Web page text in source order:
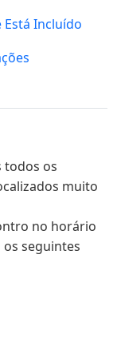
Está Incluído
todos os
muito
no horário
seguintes